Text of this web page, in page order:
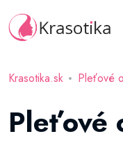
Krasotika.sk Pleťové
Pleťové